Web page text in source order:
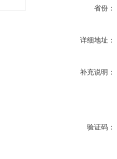
省份：
详细地址：
补充说明：
验证码：